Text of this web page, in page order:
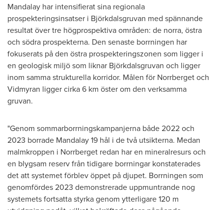
Mandalay har intensifierat sina regionala
prospekteringsinsatser i Björkdalsgruvan med spännande
resultat över tre högprospektiva områden: de norra, östra
och södra prospekterna. Den senaste borrningen har
fokuserats på den östra prospekteringszonen som ligger i
en geologisk miljö som liknar Björkdalsgruvan och ligger
inom samma strukturella korridor. Målen för Norrberget och
Vidmyran ligger cirka 6 km öster om den verksamma
gruvan.
"Genom sommarborrningskampanjerna både 2022 och
2023 borrade Mandalay 19 hål i de två utsikterna. Medan
malmkroppen i Norrberget redan har en mineralresurs och
en blygsam reserv från tidigare borrningar konstaterades
det att systemet förblev öppet på djupet. Borrningen som
genomfördes 2023 demonstrerade uppmuntrande nog
systemets fortsatta styrka genom ytterligare120 m